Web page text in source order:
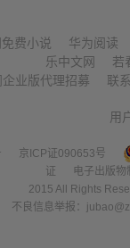
费小说
华为阅读
乐中文网
若
企业版代理招募
联
用
京ICP证090653号
证
电子出版
2015 All Rights
不良信息举报：